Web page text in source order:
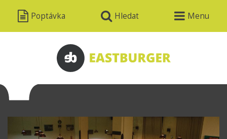
Poptávka Hledat Menu